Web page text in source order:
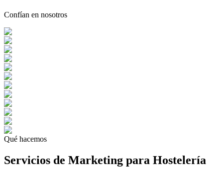
Confían en nosotros
Qué hacemos
Servicios de Marketing para Hostelería